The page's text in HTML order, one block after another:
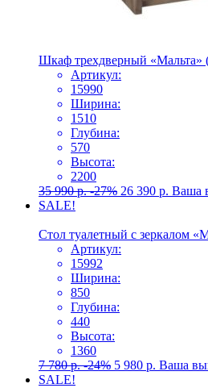
Шкаф трехдверный «Мальта»
Артикул:
15990
Ширина:
1510
Глубина:
570
Высота:
2200
35 990р. -27% 26 390 р. Ваша
SALE!
Стол туалетный с зеркалом
Артикул:
15992
Ширина:
850
Глубина:
440
Высота:
1360
7 780р. -24% 5 980 р. Ваша
SALE!